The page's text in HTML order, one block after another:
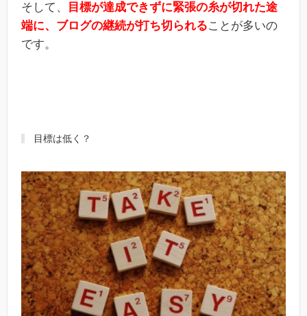
そして、
目標が達成できずに緊張の糸が切れた途
端に、ブログの継続が打ち切られることが多いの
です。
目標は低く？